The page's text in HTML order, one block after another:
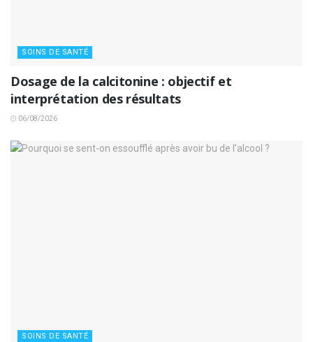
SOINS DE SANTÉ
Dosage de la calcitonine : objectif et
interprétation des résultats
06/08/2026
SOINS DE SANTÉ